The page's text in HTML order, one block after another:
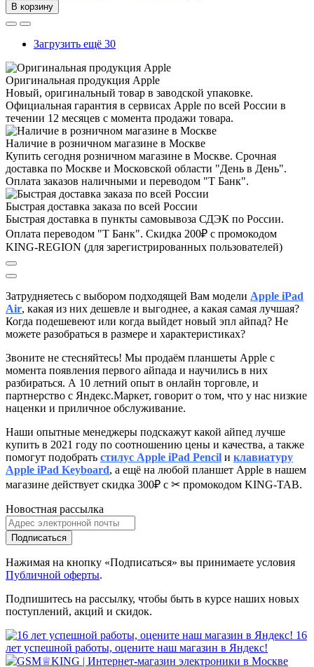
В корзину
Загрузить ещё 30
Оригинальная продукция Apple
Новый, оригинальный товар в заводской упаковке.
Официальная гарантия в сервисах Apple по всей России в
течении 12 месяцев с момента продажи товара.
Наличие в розничном магазине в Москве
Купить сегодня розничном магазине в Москве. Срочная
доставка по Москве и Московской области "День в День".
Оплата заказов наличными и переводом "Т Банк".
Быстрая доставка заказа по всей России
Быстрая доставка в пункты самовывоза СДЭК по России.
Оплата переводом "Т Банк". Скидка 200₽ с промокодом
KING-REGION (для зарегистрированных пользователей)
Затрудняетесь с выбором подходящей Вам модели Apple iPad
Air, какая из них дешевле и выгоднее, а какая самая лучшая?
Когда подешевеют или когда выйдет новый эпл айпад? Не
можете разобраться в размере и характеристиках?
Звоните не стесняйтесь! Мы продаём планшеты Apple с
момента появления первого айпада и научились в них
разбираться. А 10 летний опыт в онлайн торговле, и
партнерство с Яндекс.Маркет, говорит о том, что у нас низкие
наценки и приличное обслуживание.
Наши опытные менеджеры подскажут какой айпед лучше
купить в 2021 году по соотношению цены и качества, а также
помогут подобрать стилус Apple iPad Pencil и клавиатуру
Apple iPad Keyboard, а ещё на любой планшет Apple в нашем
магазине действует скидка 300₽ с ✂ промокодом KING-TAB.
Новостная рассылка
Подписаться
Нажимая на кнопку «Подписаться» вы принимаете условия
Публичной оферты.
Подпишитесь на рассылку, чтобы быть в курсе наших новых
поступлений, акций и скидок.
16
лет успешной работы, оцените наш магазин в Яндекс!